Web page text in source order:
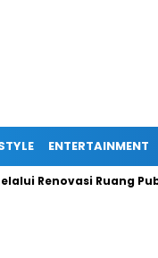
ENTERTAINMENT
Renovasi Ruang Publik